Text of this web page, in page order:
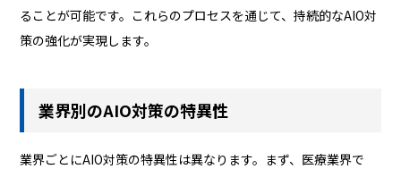
ることが可能です。これらのプロセスを通じて、持続的なAIO対
策の強化が実現します。
業界別のAIO対策の特異性
業界ごとにAIO対策の特異性は異なります。まず、医療業界で